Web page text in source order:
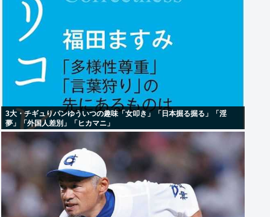
3大・チギュりパンゆういつの趣味「女叩き」「日本掘る掘る」「淫
夢」「外国人差別」「ヒカマニ」